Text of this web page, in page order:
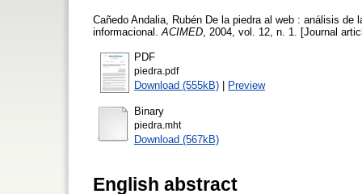
Cañedo Andalia, Rubén De la piedra al web : análisis de
informacional. ACIMED , 2004, vol. 12, n. 1. [Journal
PDF
piedra.pdf
Download (555kB) | Preview
Binary
piedra.mht
Download (567kB)
English abstract